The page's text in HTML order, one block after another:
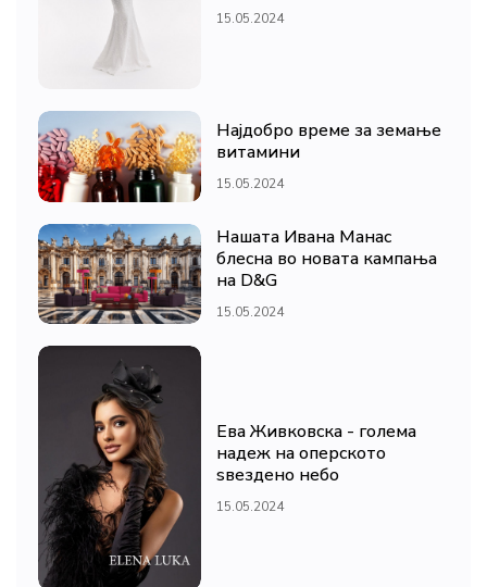
15.05.2024
Најдобро време за земање
витамини
15.05.2024
Нашата Ивана Манас
блесна во новата кампања
на D&G
15.05.2024
Ева Живковска - голема
надеж на оперското
ѕвездено небо
15.05.2024